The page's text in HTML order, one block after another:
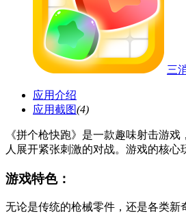
三
应用介绍
应用截图(4)
《拼个枪快跑》是一款趣味射击游
人展开紧张刺激的对战。游戏的核
游戏特色：
无论是传统的枪械零件，还是各类新